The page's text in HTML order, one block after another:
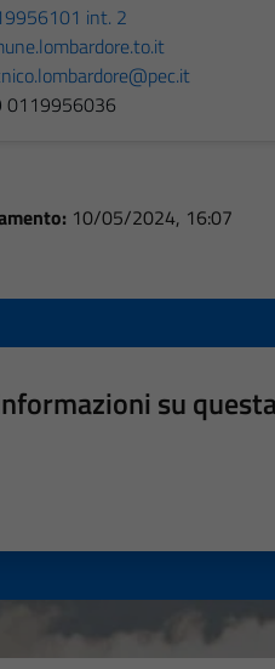
int. 2
0119956036
10/05/2024, 16:07
su